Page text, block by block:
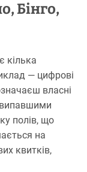
Бінго,
кілька
— цифрові
власні
випавшими
полів, що
на
квитків,